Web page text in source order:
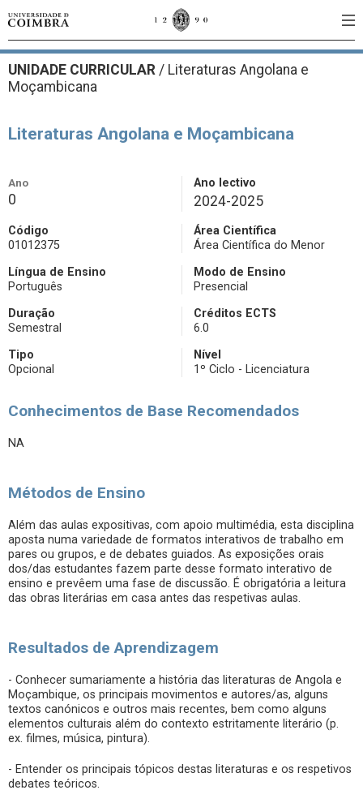
UNIDADE CURRICULAR / Literaturas Angolana e
Moçambicana
Literaturas Angolana e Moçambicana
Ano
0
Ano lectivo
2024-2025
Código
01012375
Área Científica
Área Científica do Menor
Língua de Ensino
Português
Modo de Ensino
Presencial
Duração
Semestral
Créditos ECTS
6.0
Tipo
Opcional
Nível
1º Ciclo - Licenciatura
Conhecimentos de Base Recomendados
NA
Métodos de Ensino
Além das aulas expositivas, com apoio multimédia, esta disciplina
aposta numa variedade de formatos interativos de trabalho em
pares ou grupos, e de debates guiados. As exposições orais
dos/das estudantes fazem parte desse formato interativo de
ensino e prevêem uma fase de discussão. É obrigatória a leitura
das obras literárias em casa antes das respetivas aulas.
Resultados de Aprendizagem
- Conhecer sumariamente a história das literaturas de Angola e
Moçambique, os principais movimentos e autores/as, alguns
textos canónicos e outros mais recentes, bem como alguns
elementos culturais além do contexto estritamente literário (p.
ex. filmes, música, pintura).
- Entender os principais tópicos destas literaturas e os respetivos
debates teóricos.